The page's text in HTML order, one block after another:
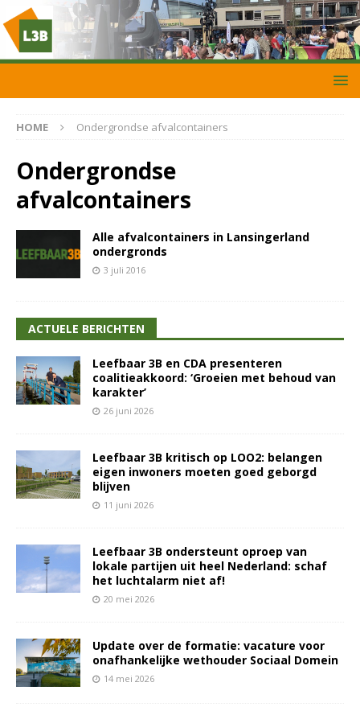
HOME Ondergrondse afvalcontainers
Ondergrondse
afvalcontainers
Alle afvalcontainers in Lansingerland
ondergronds
3 juli 2016
ACTUELE BERICHTEN
Leefbaar 3B en CDA presenteren
coalitieakkoord: ‘Groeien met behoud van
karakter’
26 juni 2026
Leefbaar 3B kritisch op LOO2: belangen
eigen inwoners moeten goed geborgd
blijven
11 juni 2026
Leefbaar 3B ondersteunt oproep van
lokale partijen uit heel Nederland: schaf
het luchtalarm niet af!
20 mei 2026
Update over de formatie: vacature voor
onafhankelijke wethouder Sociaal Domein
14 mei 2026